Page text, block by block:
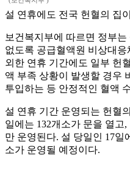
설 연휴에도 전국 헌혈의 집
보건복지부에 따르면 정부는
없도록 공급혈액원 비상대응
외한 연휴 기간에도 일부 헌
액 부족 상황이 발생할 경우
투입하는 등 안정적인 혈액
설 연휴 기간 운영되는 헌혈
일에는 132개소가 문을 열고,
만 운영된다. 설 당일인 17일
소가 운영될 예정이다.